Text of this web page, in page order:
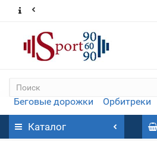
Беговые дорожки Орбитреки
Каталог